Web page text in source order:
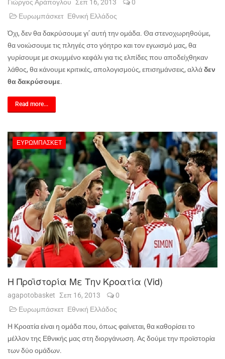
Γιώργος Αράπογλου Σεπ 16, 2013
0
Ευρωμπάσκετ Εθνική Ελλάδος
Όχι, δεν θα δακρύσουμε γι’ αυτή την ομάδα. Θα στενοχωρηθούμε,
θα νοιώσουμε τις πληγές στο γόητρο και τον εγωισμό μας, θα
γυρίσουμε με σκυμμένο κεφάλι για τις ελπίδες που αποδείχθηκαν
λάθος, θα κάνουμε κριτικές, απολογισμούς, επισημάνσεις, αλλάδεν
θα δακρύσουμε.
Read more...
ΕΥΡΩΜΠΆΣΚΕΤ
Η Προϊστορία Με Την Κροατία (vid)
agapotobasket Σεπ 16, 2013
0
Ευρωμπάσκετ Εθνική Ελλάδος
Η Κροατία είναι η ομάδα που, όπως φαίνεται, θα καθορίσει το
μέλλον της Εθνικής μας στη διοργάνωση. Ας δούμε την προϊστορία
των δύο ομάδων.